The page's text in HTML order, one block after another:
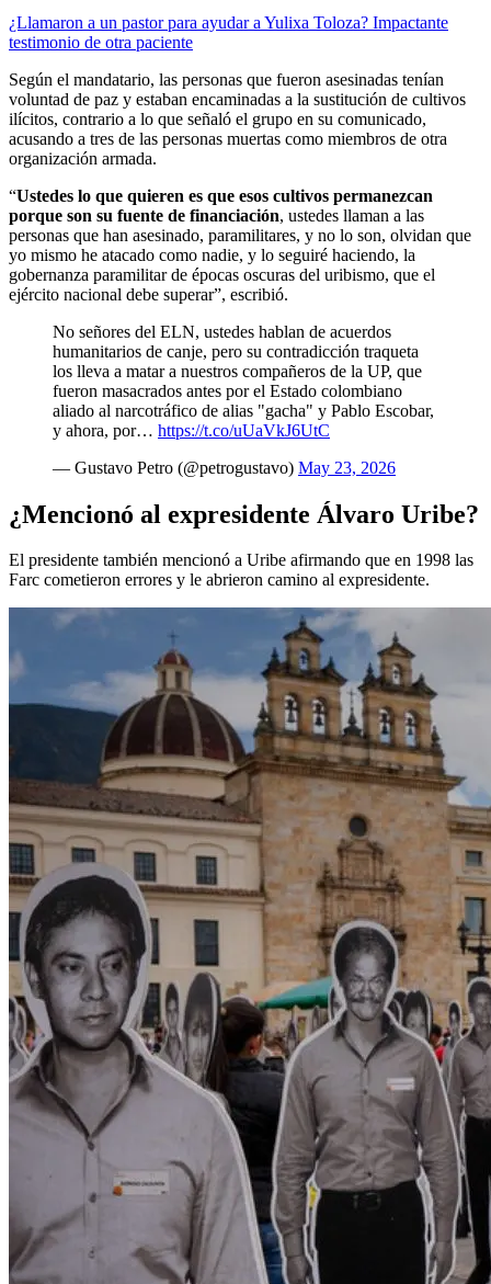
¿Llamaron a un pastor para ayudar a Yulixa Toloza? Impactante
testimonio de otra paciente
Según el mandatario, las personas que fueron asesinadas tenían
voluntad de paz y estaban encaminadas a la sustitución de cultivos
ilícitos, contrario a lo que señaló el grupo en su comunicado,
acusando a tres de las personas muertas como miembros de otra
organización armada.
“Ustedes lo que quieren es que esos cultivos permanezcan
porque son su fuente de financiación, ustedes llaman a las
personas que han asesinado, paramilitares, y no lo son, olvidan que
yo mismo he atacado como nadie, y lo seguiré haciendo, la
gobernanza paramilitar de épocas oscuras del uribismo, que el
ejército nacional debe superar”, escribió.
No señores del ELN, ustedes hablan de acuerdos
humanitarios de canje, pero su contradicción traqueta
los lleva a matar a nuestros compañeros de la UP, que
fueron masacrados antes por el Estado colombiano
aliado al narcotráfico de alias "gacha" y Pablo Escobar,
y ahora, por… https://t.co/uUaVkJ6UtC
— Gustavo Petro (@petrogustavo) May 23, 2026
¿Mencionó al expresidente Álvaro Uribe?
El presidente también mencionó a Uribe afirmando que en 1998 las
Farc cometieron errores y le abrieron camino al expresidente.